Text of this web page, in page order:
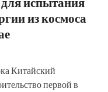
из космоса
Китайский
первой в